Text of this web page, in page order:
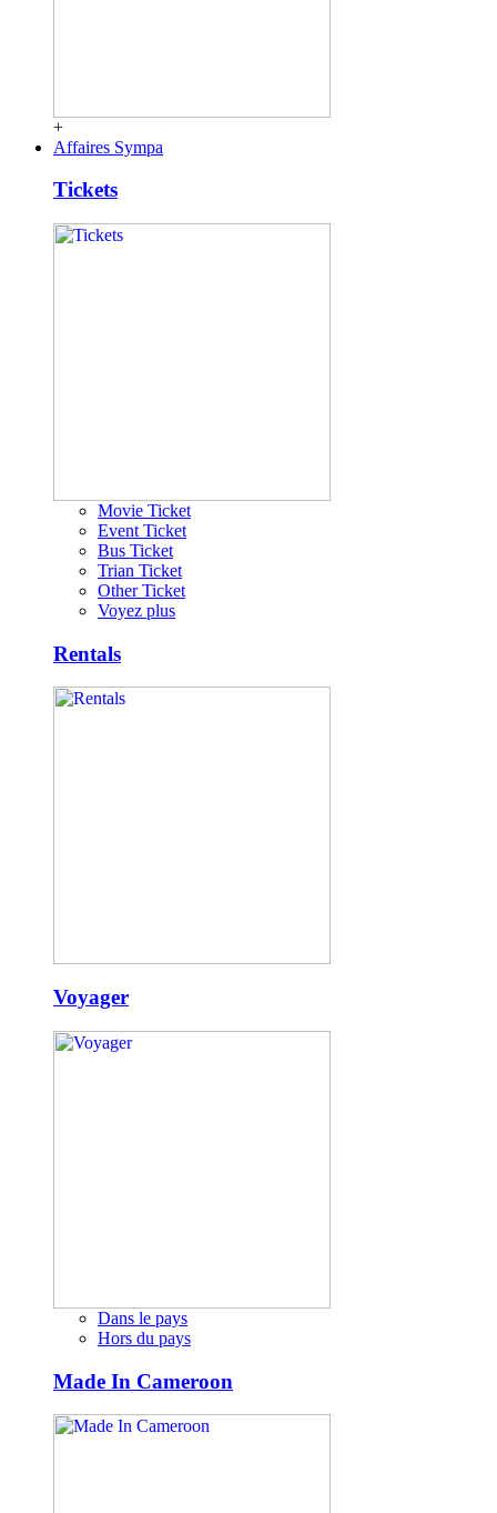
+
Affaires Sympa
Tickets
Movie Ticket
Event Ticket
Bus Ticket
Trian Ticket
Other Ticket
Voyez plus
Rentals
Voyager
Dans le pays
Hors du pays
Made In Cameroon